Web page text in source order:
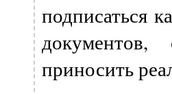
подписаться
приносить